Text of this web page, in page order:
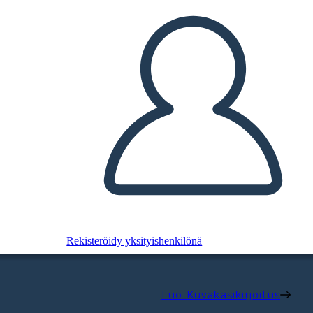
Rekisteröidy yksityishenkilönä
Luo Kuvakäsikirjoitus